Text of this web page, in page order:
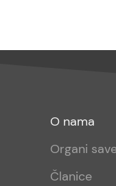
Footer
sub
O nama
Organi
Članice